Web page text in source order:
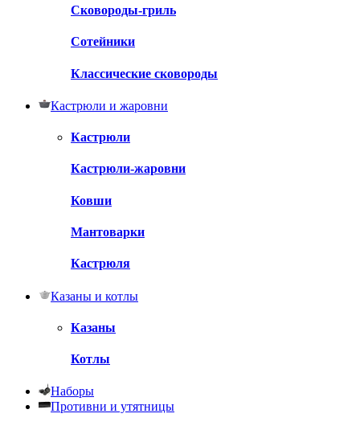
Сковороды-гриль
Сотейники
Классические сковороды
Кастрюли и жаровни
Кастрюли
Кастрюли-жаровни
Ковши
Мантоварки
Кастрюля
Казаны и котлы
Казаны
Котлы
Наборы
Противни и утятницы